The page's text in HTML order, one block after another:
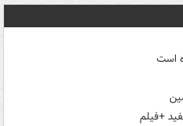
است
+فیلم